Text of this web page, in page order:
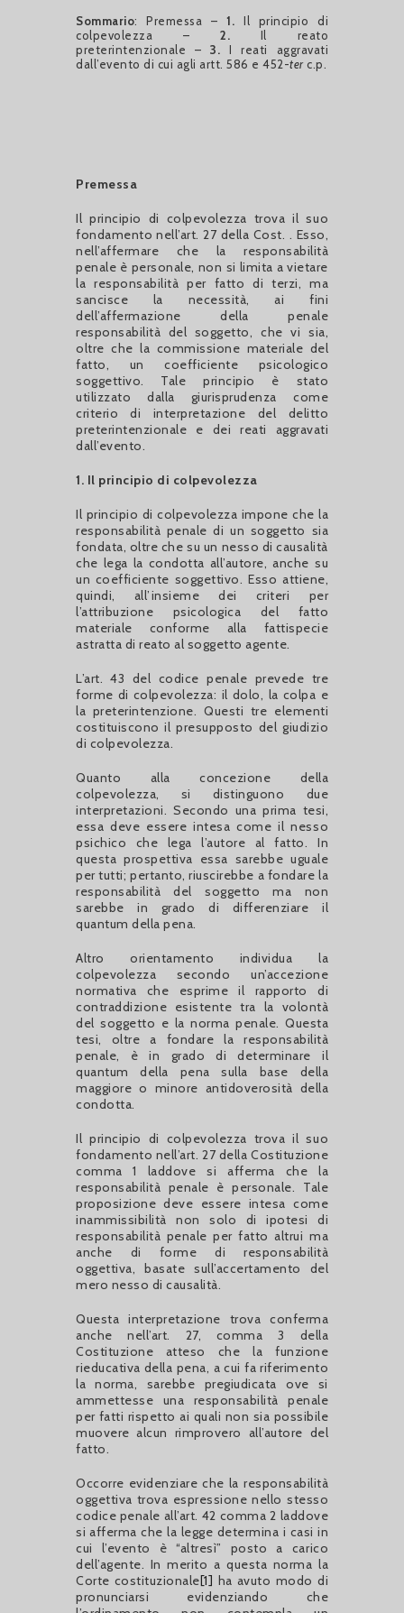
Sommario: Premessa –1. Il principio di
colpevolezza – 2. Il reato
preterintenzionale –3. I reati aggravati
dall’evento di cui agli artt. 586 e 452-terc.p.
Premessa
Il principio di colpevolezza trova il suo
fondamento nell’art. 27 della Cost. . Esso,
nell’affermare che la responsabilità
penale è personale, non si limita a vietare
la responsabilità per fatto di terzi, ma
sancisce la necessità, ai fini
dell’affermazione della penale
responsabilità del soggetto, che vi sia,
oltre che la commissione materiale del
fatto, un coefficiente psicologico
soggettivo. Tale principio è stato
utilizzato dalla giurisprudenza come
criterio di interpretazione del delitto
preterintenzionale e dei reati aggravati
dall’evento.
1. Il principio di colpevolezza
Il principio di colpevolezza impone che la
responsabilità penale di un soggetto sia
fondata, oltre che su un nesso di causalità
che lega la condotta all’autore, anche su
un coefficiente soggettivo. Esso attiene,
quindi, all’insieme dei criteri per
l’attribuzione psicologica del fatto
materiale conforme alla fattispecie
astratta di reato al soggetto agente.
L’art. 43 del codice penale prevede tre
forme di colpevolezza: il dolo, la colpa e
la preterintenzione. Questi tre elementi
costituiscono il presupposto del giudizio
di colpevolezza.
Quanto alla concezione della
colpevolezza, si distinguono due
interpretazioni. Secondo una prima tesi,
essa deve essere intesa come il nesso
psichico che lega l’autore al fatto. In
questa prospettiva essa sarebbe uguale
per tutti; pertanto, riuscirebbe a fondare la
responsabilità del soggetto ma non
sarebbe in grado di differenziare il
quantum della pena.
Altro orientamento individua la
colpevolezza secondo un’accezione
normativa che esprime il rapporto di
contraddizione esistente tra la volontà
del soggetto e la norma penale. Questa
tesi, oltre a fondare la responsabilità
penale, è in grado di determinare il
quantum della pena sulla base della
maggiore o minore antidoverosità della
condotta.
Il principio di colpevolezza trova il suo
fondamento nell’art. 27 della Costituzione
comma 1 laddove si afferma che la
responsabilità penale è personale. Tale
proposizione deve essere intesa come
inammissibilità non solo di ipotesi di
responsabilità penale per fatto altrui ma
anche di forme di responsabilità
oggettiva, basate sull’accertamento del
mero nesso di causalità.
Questa interpretazione trova conferma
anche nell’art. 27, comma 3 della
Costituzione atteso che la funzione
rieducativa della pena, a cui fa riferimento
la norma, sarebbe pregiudicata ove si
ammettesse una responsabilità penale
per fatti rispetto ai quali non sia possibile
muovere alcun rimprovero all’autore del
fatto.
Occorre evidenziare che la responsabilità
oggettiva trova espressione nello stesso
codice penale all’art. 42 comma 2 laddove
si afferma che la legge determina i casi in
cui l’evento è “altresì” posto a carico
dell’agente. In merito a questa norma la
Corte costituzionale[1] ha avuto modo di
pronunciarsi evidenziando che